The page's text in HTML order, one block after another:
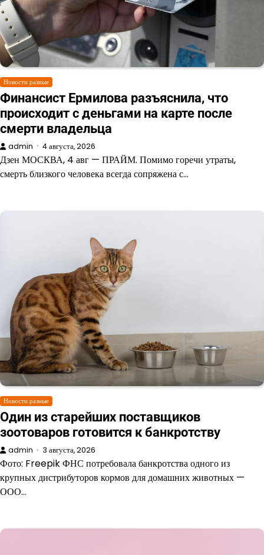
Новости разные
Финансист Ермилова разъяснила, что
происходит с деньгами на карте после
смерти владельца
admin 4 августа, 2026
Дзен МОСКВА, 4 авг — ПРАЙМ. Помимо горечи утраты,
смерть близкого человека всегда сопряжена с…
Новости разные
Один из старейших поставщиков
зоотоваров готовится к банкротству
admin 3 августа, 2026
Фото: Freepik ФНС потребовала банкротства одного из
крупных дистрибуторов кормов для домашних животных —
ООО…